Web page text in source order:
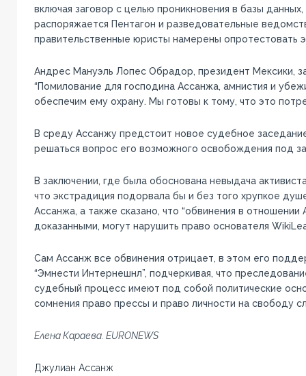
включая заговор с целью проникновения в базы
распоряжается Пентагон и разведовательные
правительственные юристы намерены опротестовать
Андрес Мануэль Лопес Обрадор, президент Мексики,
“Помилование для господина Ассанжа, амнистия и
обеспечим ему охрану. Мы готовы к тому, что это
В среду Ассанжу предстоит новое судебное
решаться вопрос его возможного освобождения под
В заключении, где была обоснована невыдача
что экстрадиция подорвала бы и без того хрупкое
Ассанжа, а также сказано, что “обвинения в
доказанными, могут нарушить право основателя
Сам Ассанж все обвинения отрицает, в этом его
“Эмнести Интернешнл”, подчеркивая, что
судебный процесс имеют под собой политические
сомнения право прессы и право личности на свободу
Елена Караева. EURONEWS
Джулиан Ассанж